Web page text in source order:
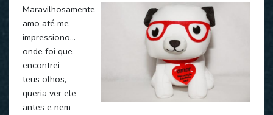
Maravilhosamente
amo até me
impressiono...
onde foi que
encontrei
teus olhos,
queria ver ele
antes e nem